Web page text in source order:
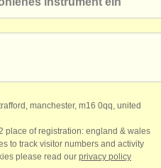
manchester, m16 0qq, united
place of registration: england & wales
to track visitor numbers and activity
please read our privacy policy